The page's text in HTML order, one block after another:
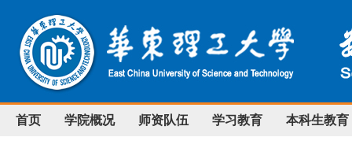
首页 学院概况 师资队伍 学习教育 本科生教育